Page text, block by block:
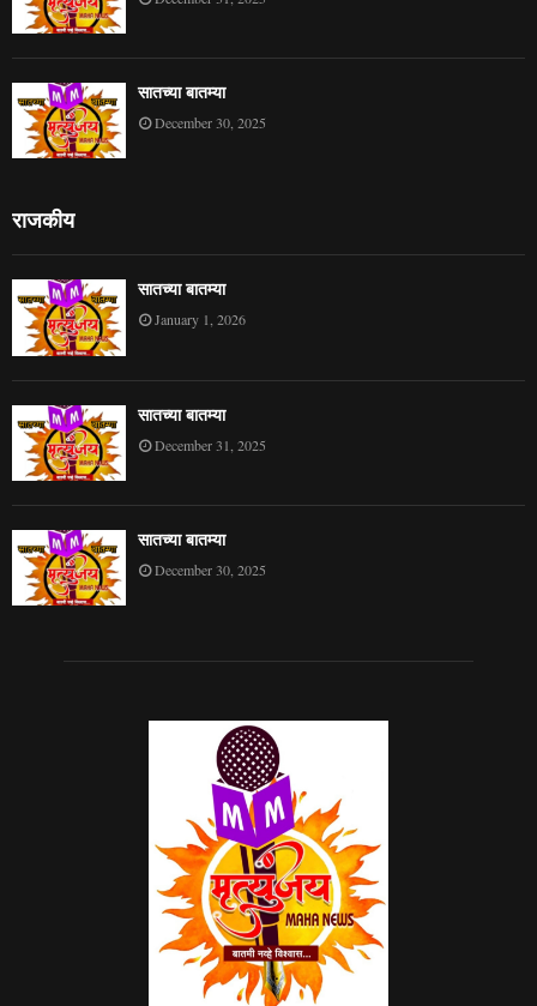
सातच्या बातम्या
December 30, 2025
राजकीय
सातच्या बातम्या
January 1, 2026
सातच्या बातम्या
December 31, 2025
सातच्या बातम्या
December 30, 2025